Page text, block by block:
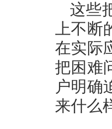
这些
上不
在实际
把困难
户明确
来什么